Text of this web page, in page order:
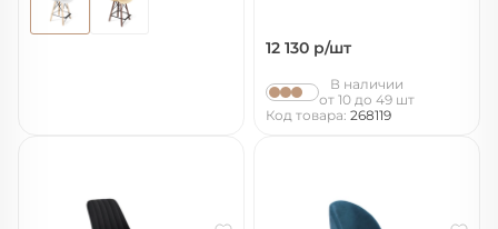
12 130 р/шт
В наличии
от 10 до 49 шт
Код товара: 268119